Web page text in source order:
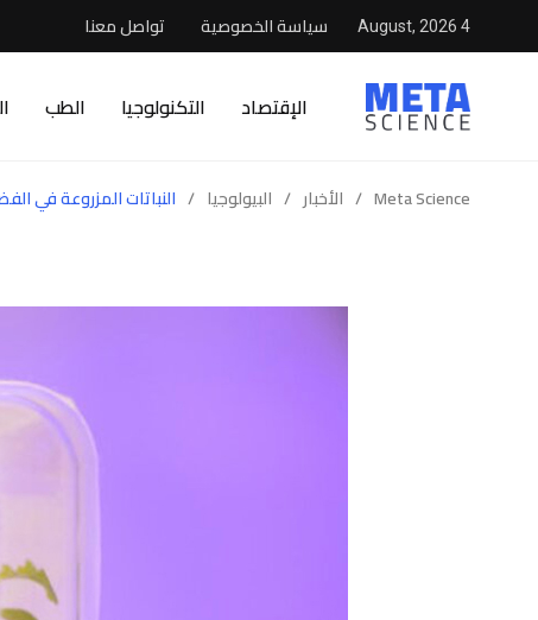
4 August, 2026 سياسة الخصوصية تواصل معنا
الإقتصاد التكنولوجيا الطب
Meta Science
/ الأخبار / البيولوجيا / النباتات المزروعة في